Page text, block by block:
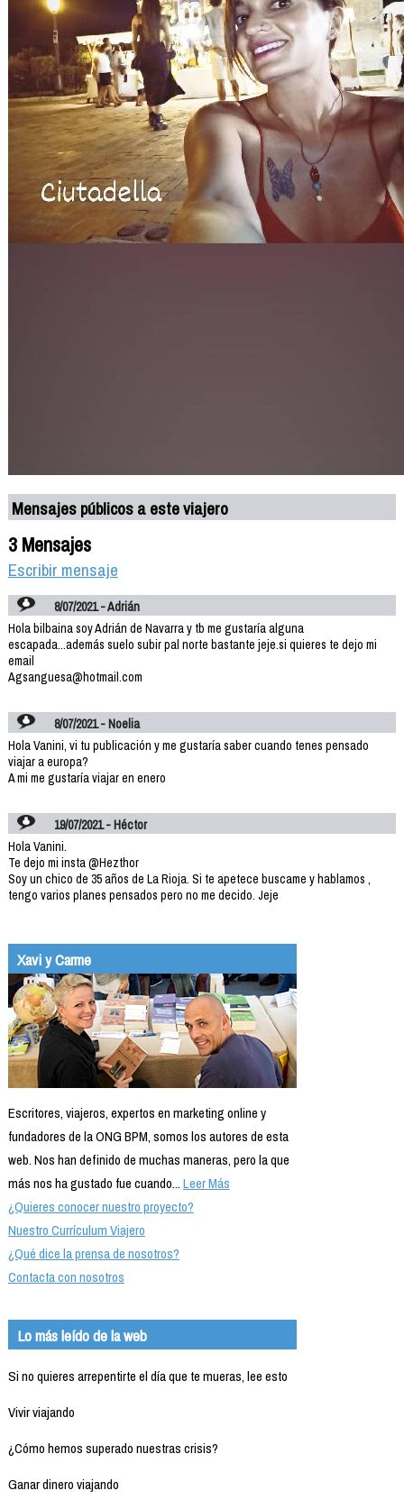
Mensajes públicos a este viajero
3 Mensajes
Escribir mensaje
8/07/2021 - Adrián
Hola bilbaina soy Adrián de Navarra y tb me gustaría alguna
escapada...además suelo subir pal norte bastante jeje.si quieres te dejo mi
email
Agsanguesa@hotmail.com
8/07/2021 - Noelia
Hola Vanini, vi tu publicación y me gustaría saber cuando tenes pensado
viajar a europa?
A mi me gustaría viajar en enero
19/07/2021 - Héctor
Hola Vanini.
Te dejo mi insta @Hezthor
Soy un chico de 35 años de La Rioja. Si te apetece buscame y hablamos ,
tengo varios planes pensados pero no me decido. Jeje
Xavi y Carme
Escritores, viajeros, expertos en marketing online y
fundadores de la ONG BPM, somos los autores de esta
web. Nos han definido de muchas maneras, pero la que
más nos ha gustado fue cuando...Leer Más
¿Quieres conocer nuestro proyecto?
Nuestro Currículum Viajero
¿Qué dice la prensa de nosotros?
Contacta con nosotros
Lo más leído de la web
Si no quieres arrepentirte el día que te mueras, lee esto
Vivir viajando
¿Cómo hemos superado nuestras crisis?
Ganar dinero viajando